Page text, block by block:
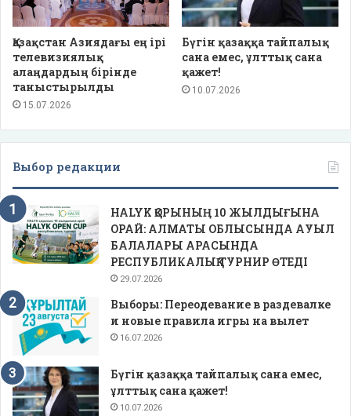
Қазақстан Азиядағы ең ірі
телевизиялық
алаңдардың бірінде
таныстырылды
15.07.2026
Бүгін қазаққа тайпалық
сана емес, ұлттық сана
қажет!
10.07.2026
Выбор редакции
HALYK ҚОРЫНЫҢ 10 ЖЫЛДЫҒЫНА
ОРАЙ: АЛМАТЫ ОБЛЫСЫНДА АУЫЛ
БАЛАЛАРЫ АРАСЫНДА
РЕСПУБЛИКАЛЫҚ ТУРНИР ӨТЕДІ
29.07.2026
Выборы: Переодевание в раздевалке
и новые правила игры на вылет
16.07.2026
Бүгін қазаққа тайпалық сана емес,
ұлттық сана қажет!
10.07.2026